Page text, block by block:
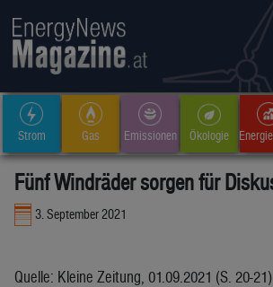
Strom Gas Emissionen Ökologie
Fünf Windräder sorgen für
3. September 2021
Quelle: Kleine Zeitung, 01.09.2021 (S. 20-21)